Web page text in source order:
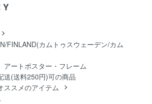
FINLAND(カムトゥスウェーデン/カム
アートポスター・フレーム
送(送料250円)可の商品
ススメのアイテム